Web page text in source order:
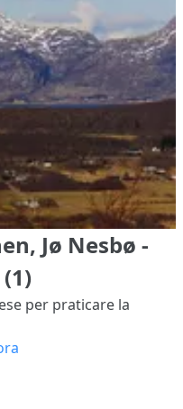
Jø Nesbø -
per praticare la